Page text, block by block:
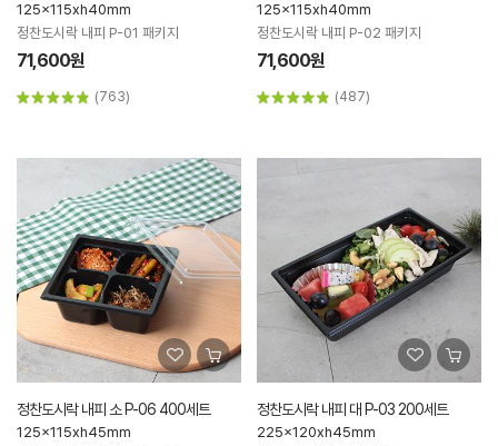
125x115xh40mm
정찬도시락 내피 P-01 패키지
71,600원
(763)
125x115xh40mm
정찬도시락 내피 P-02 패키지
71,600원
(487)
정찬도시락 내피 소 P-06 400세트
125x115xh45mm
정찬도시락 내피 대 P-03 200세트
225x120xh45mm